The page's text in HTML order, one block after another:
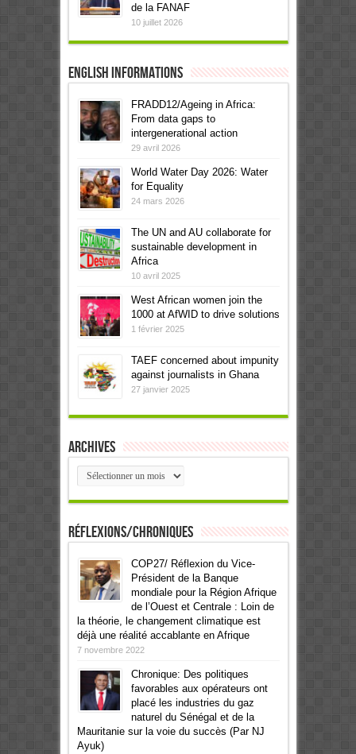
de la FANAF
10 juillet 2026
English informations
FRADD12/Ageing in Africa:
From data gaps to
intergenerational action
29 avril 2026
World Water Day 2026: Water
for Equality
24 mars 2026
The UN and AU collaborate for
sustainable development in
Africa
10 avril 2025
West African women join the
1000 at AfWID to drive solutions
1 février 2025
TAEF concerned about impunity
against journalists in Ghana
27 janvier 2025
Archives
Archives
Réflexions/Chroniques
COP27/ Réflexion du Vice-
Président de la Banque
mondiale pour la Région Afrique
de l’Ouest et Centrale : Loin de
la théorie, le changement climatique est
déjà une réalité accablante en Afrique
7 novembre 2022
Chronique: Des politiques
favorables aux opérateurs ont
placé les industries du gaz
naturel du Sénégal et de la
Mauritanie sur la voie du succès (Par NJ
Ayuk)